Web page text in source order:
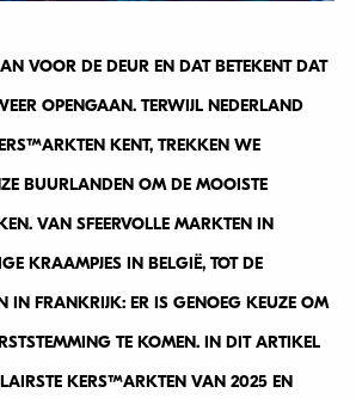
VOOR DE DEUR EN DAT BETEKENT DAT
OPENGAAN. TERWIJL NEDERLAND
KENT, TREKKEN WE
BUURLANDEN OM DE MOOISTE
VAN SFEERVOLLE MARKTEN IN
KRAAMPJES IN BELGIË, TOT DE
IN FRANKRIJK: ER IS GENOEG KEUZE OM
TE KOMEN. IN DIT ARTIKEL
KERSTMARKTEN VAN 2025 EN